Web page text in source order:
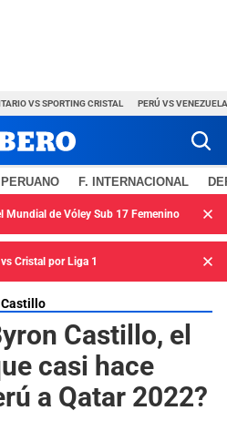
VS SPORTING CRISTAL PERÚ VS VENEZUELA
F. INTERNACIONAL
Mundial de Vóley Sub 17 Femenino
Cristal por Liga 1
Castillo, el
casi hace
a Qatar 2022?